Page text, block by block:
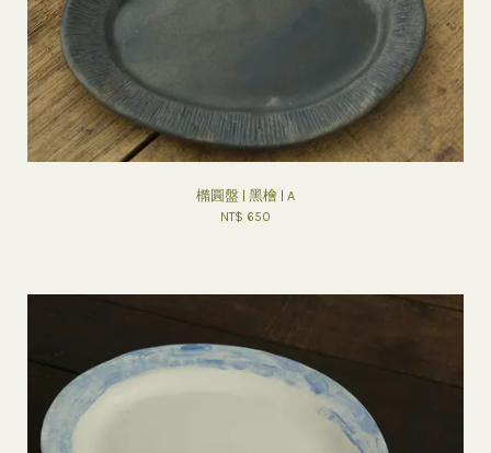
橢圓盤 | 黑檜 | A
NT$ 650